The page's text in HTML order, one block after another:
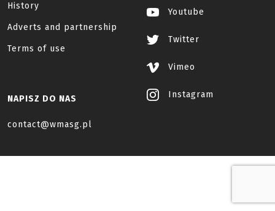
History
Adverts and partnership
Terms of use
Youtube
Twitter
Vimeo
Instagram
NAPISZ DO NAS
contact@wmasg.pl